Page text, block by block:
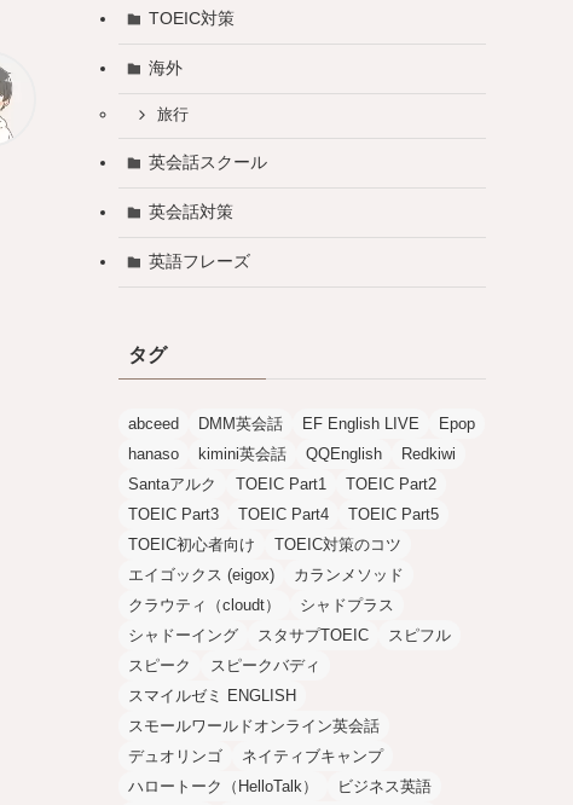
TOEIC対策
海外
旅行
英会話スクール
英会話対策
英語フレーズ
タグ
abceed DMM英会話 EF English LIVE
Epop
hanaso
kimini英会話 QQEnglish
Redkiwi
Santaアルク
TOEIC Part1
TOEIC Part2
TOEIC Part3
TOEIC Part4
TOEIC Part5
TOEIC初心者向け
TOEIC対策のコツ
エイゴックス (eigox)
カランメソッド
クラウティ（cloudt）
シャドプラス
シャドーイング
スタサプTOEIC
スピフル
スピーク
スピークバディ
スマイルゼミ ENGLISH
スモールワールドオンライン英会話
デュオリンゴ
ネイティブキャンプ
ハロートーク（HelloTalk）
ビジネス英語